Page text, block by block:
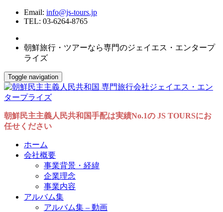
Email: info@js-tours.jp
TEL: 03-6264-8765
朝鮮旅行・ツアーなら専門のジェイエス・エンタープ
ライズ
Toggle navigation
朝鮮民主主義人民共和国手配は実績No.1の JS TOURSにお
任せください
ホーム
会社概要
事業背景・経緯
企業理念
事業内容
アルバム集
アルバム集 – 動画